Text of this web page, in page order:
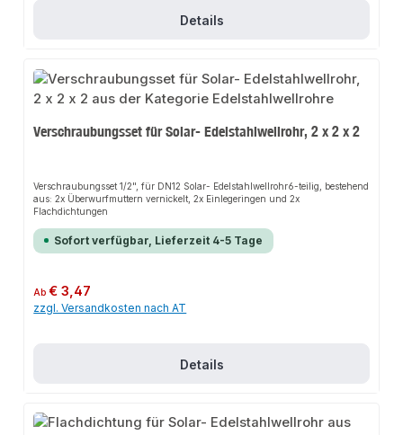
Details
Verschraubungsset für Solar- Edelstahlwellrohr, 2 x 2 x 2
Verschraubungsset 1/2", für DN12 Solar- Edelstahlwellrohr6-teilig, bestehend
aus: 2x Überwurfmuttern vernickelt, 2x Einlegeringen und 2x
Flachdichtungen
Sofort verfügbar, Lieferzeit 4-5 Tage
Regulärer Preis:
Ab€ 3,47
zzgl. Versandkosten nach AT
Details